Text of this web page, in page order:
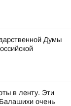
Думы
в ленту. Эти
очень